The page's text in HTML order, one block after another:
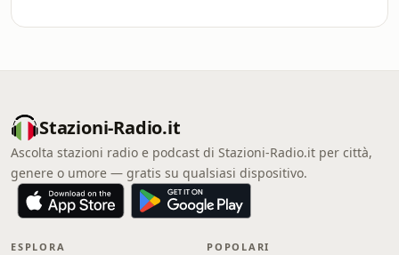
Stazioni-Radio.it
Ascolta stazioni radio e podcast di Stazioni-Radio.it per città,
genere o umore — gratis su qualsiasi dispositivo.
ESPLORA POPOLARI